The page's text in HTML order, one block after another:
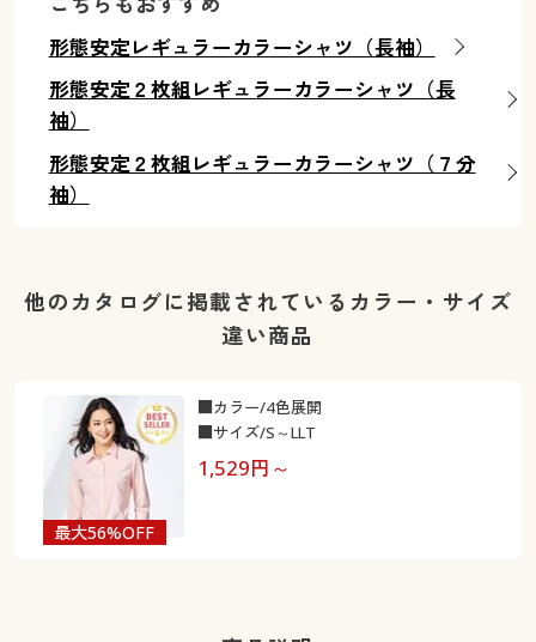
形態安定レギュラーカラーシャツ（長袖）
形態安定２枚組レギュラーカラーシャツ（長
袖）
形態安定２枚組レギュラーカラーシャツ（７分
袖）
他のカタログに掲載されているカラー・サイズ
違い商品
最大56%OFF
1,529円～
■カラー/4色展開
■サイズ/S～LLT